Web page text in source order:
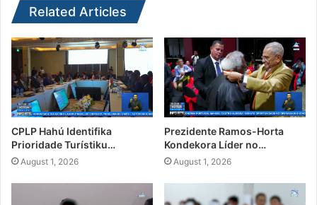
Related Articles
CPLP Hahú Identifika
Prioridade Turístiku…
August 1, 2026
Prezidente Ramos-Horta
Kondekora Líder no…
August 1, 2026